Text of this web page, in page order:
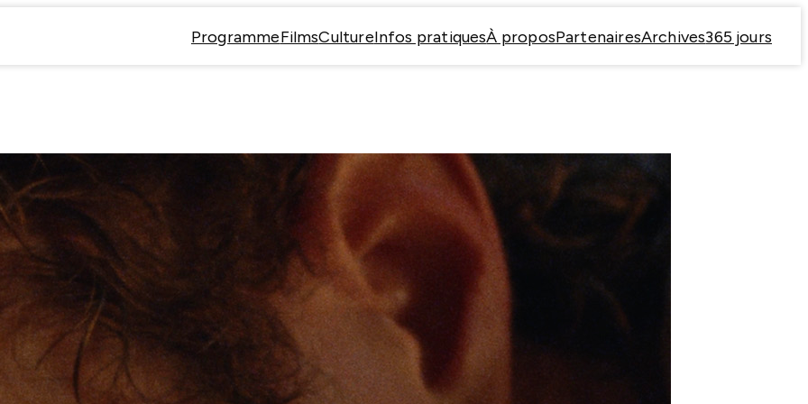
ProgrammeFilmsCultureInfos pratiquesÀ proposPartenairesArchives365 jours